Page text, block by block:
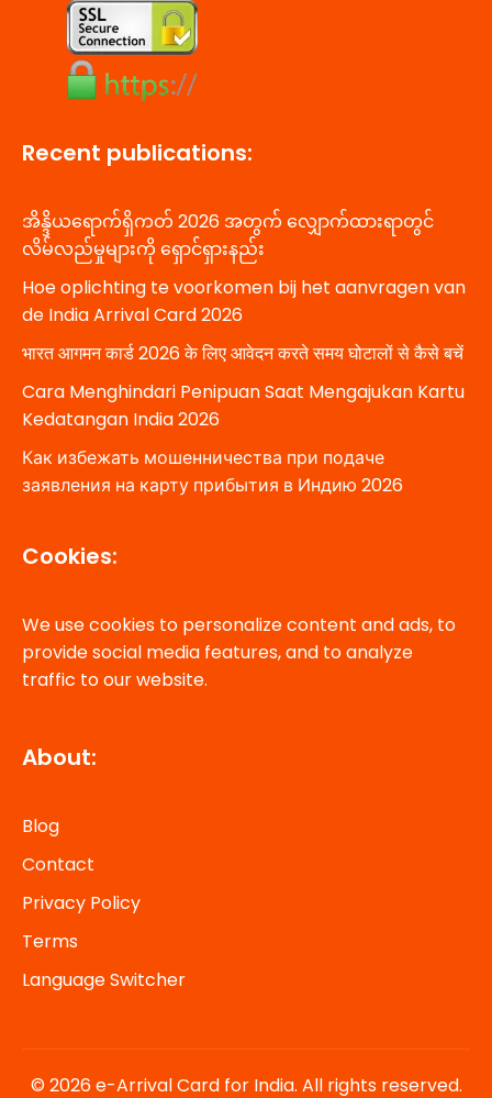
Recent publications:
အိန္ဒိယရောက်ရှိကတ် 2026 အတွက် လျှောက်ထားရာတွင်
လိမ်လည်မှုများကို ရှောင်ရှားနည်း
Hoe oplichting te voorkomen bij het aanvragen van
de India Arrival Card 2026
भारत आगमन कार्ड 2026 के लिए आवेदन करते समय घोटालों से कैसे बचें
Cara Menghindari Penipuan Saat Mengajukan Kartu
Kedatangan India 2026
Как избежать мошенничества при подаче
заявления на карту прибытия в Индию 2026
Cookies:
We use cookies to personalize content and ads, to
provide social media features, and to analyze
traffic to our website.
About:
Blog
Contact
Privacy Policy
Terms
Language Switcher
© 2026 e-Arrival Card for India. All rights reserved.